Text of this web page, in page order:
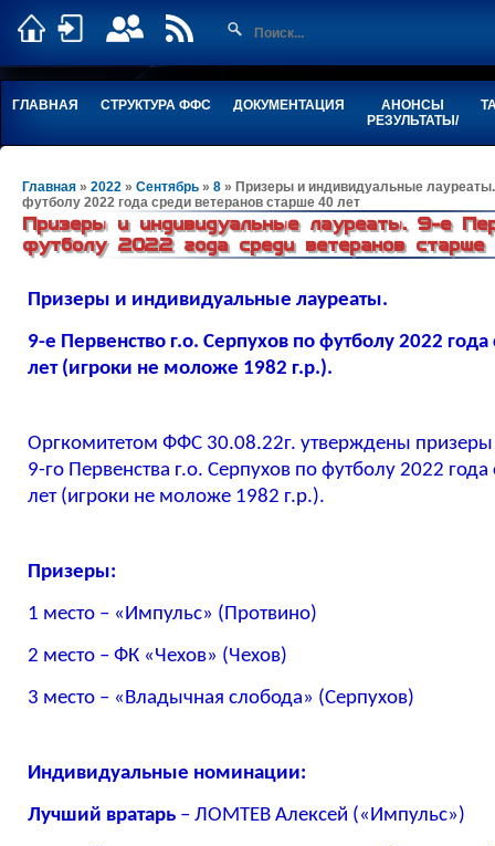
ГЛАВНАЯ СТРУКТУРА ФФС ДОКУМЕНТАЦИЯ
АНОНСЫ
РЕЗУЛЬТАТЫ/
Главная » 2022 » Сентябрь » 8 » Призеры и индивидуальные лауреаты.
футболу 2022 года среди ветеранов старше 40 лет
Призеры и индивидуальные лауреаты. 9-е
футболу 2022 года среди ветеранов
Призеры и индивидуальные лауреаты.
9-е Первенство г.о. Серпухов по футболу 2022
лет (игроки не моложе 1982 г.р.).
Оргкомитетом ФФС 30.08.22г. утверждены
9-го Первенства г.о. Серпухов по футболу 2022
лет (игроки не моложе 1982 г.р.).
Призеры:
1 место – «Импульс» (Протвино)
2 место – ФК «Чехов» (Чехов)
3 место – «Владычная слобода» (Серпухов)
Индивидуальные номинации:
Лучший вратарь – ЛОМТЕВ Алексей («Импульс»)